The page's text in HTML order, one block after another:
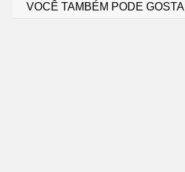
VOCÊ TAMBÉM PODE